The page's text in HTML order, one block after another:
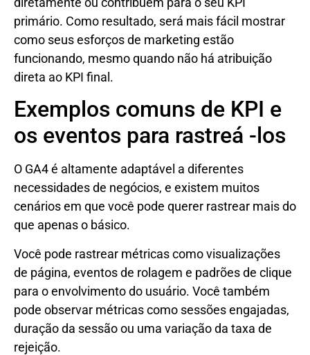
primário. Como resultado, será mais fácil mostrar
como seus esforços de marketing estão
funcionando, mesmo quando não há atribuição
direta ao KPI final.
Exemplos comuns de KPI e
os eventos para rastreá -los
O GA4 é altamente adaptável a diferentes
necessidades de negócios, e existem muitos
cenários em que você pode querer rastrear mais do
que apenas o básico.
Você pode rastrear métricas como visualizações
de página, eventos de rolagem e padrões de clique
para o envolvimento do usuário. Você também
pode observar métricas como sessões engajadas,
duração da sessão ou uma variação da taxa de
rejeição.